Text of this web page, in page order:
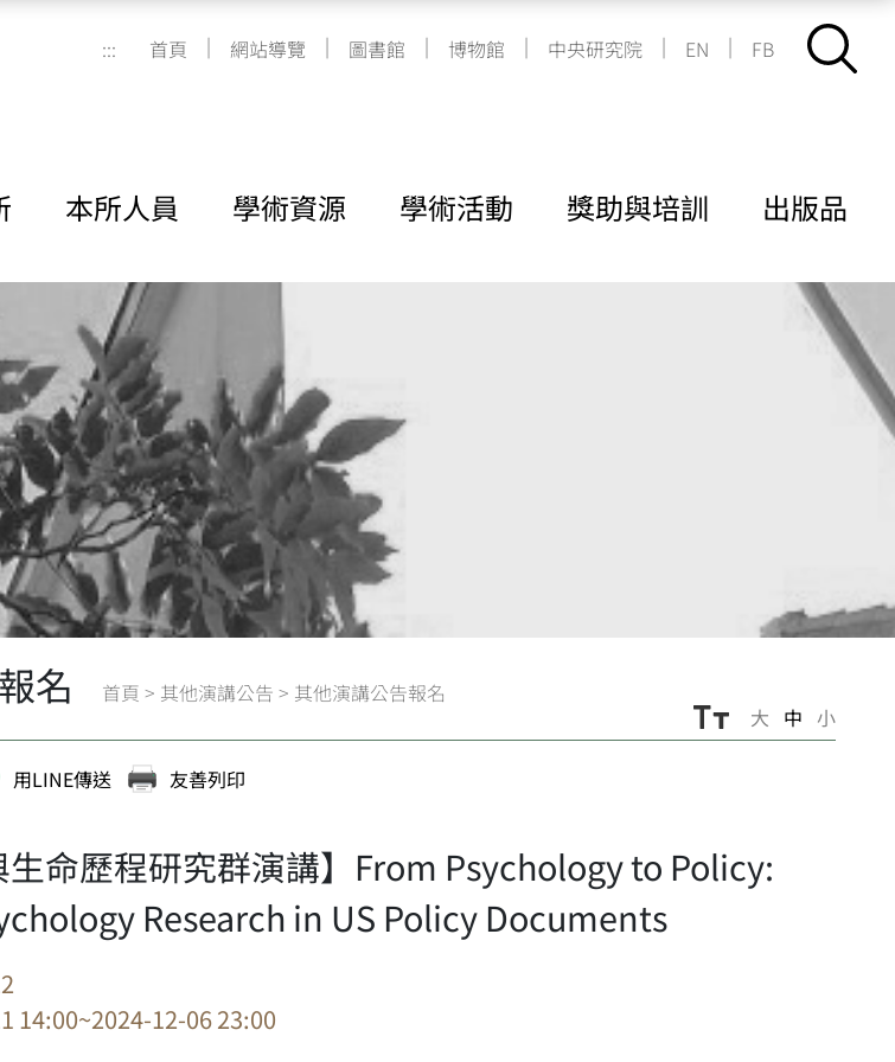
::: 首頁 | 網站導覽 | 圖書館 | 博物館 | 中央研究院 | EN | FB
本所人員 學術資源 學術活動 獎助與培訓 出版品
名 首頁 > 其他演講公告 > 其他演講公告報名
大 中 小
用LINE傳送 友善列印
生命歷程研究群演講】From Psychology to Policy:
Research in US Policy Documents
14:00~2024-12-06 23:00